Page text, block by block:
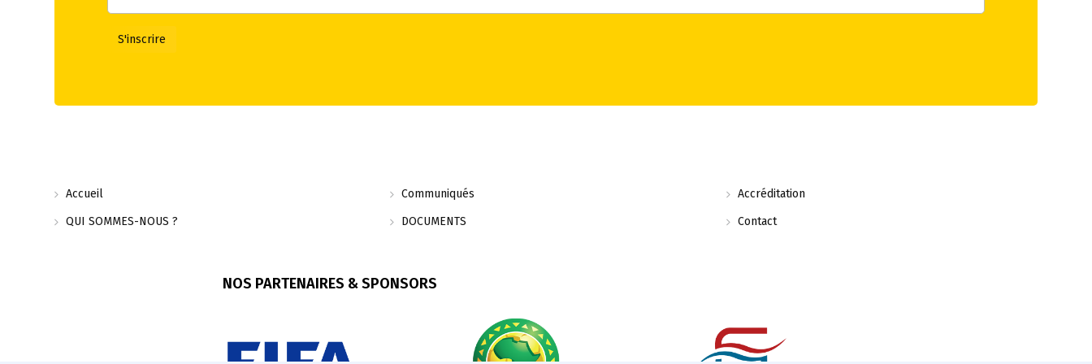
Accueil
QUI SOMMES-NOUS ?
Communiqués
DOCUMENTS
Accréditation
Contact
NOS PARTENAIRES & SPONSORS